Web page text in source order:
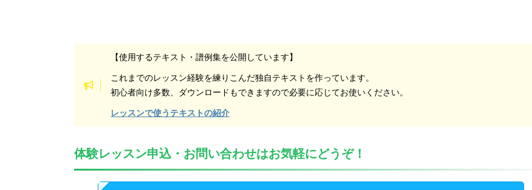
【使用するテキスト・譜例集を公開しています】
これまでのレッスン経験を練りこんだ独自テキストを作っています。
初心者向け多数、ダウンロードもできますので必要に応じてお使いください。
レッスンで使うテキストの紹介
体験レッスン申込・お問い合わせはお気軽にどうぞ！